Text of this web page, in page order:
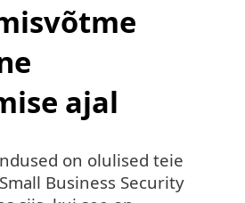
ajal
on olulised teie
Business Security